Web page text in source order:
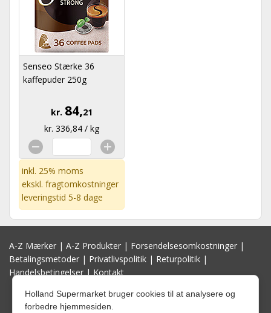
Senseo Stærke 36
kaffepuder 250g
kr. 84,21
kr. 336,84 / kg
inkl. 25% moms
ekskl. fragtomkostninger
leveringstid 5-8 dage
A-Z Mærker | A-Z Produkter | Forsendelsesomkostninger |
Betalingsmetoder | Privatlivspolitik | Returpolitik |
Handelsbetingelser|Kontakt
Holland Supermarket bruger cookies til at analysere og
forbedre hjemmesiden.